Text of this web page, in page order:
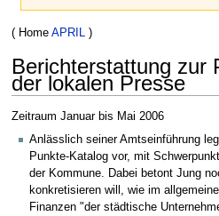
Zur
springen
Zur
springen
( Home APRIL)
Berichterstattung zur
der lokalen Presse
Zeitraum Januar bis Mai 2006
Anlässlich seiner Amtseinführung
Punkte-Katalog vor, mit
der Kommune. Dabei betont Jung
konkretisieren will, wie im
Finanzen "der städtische